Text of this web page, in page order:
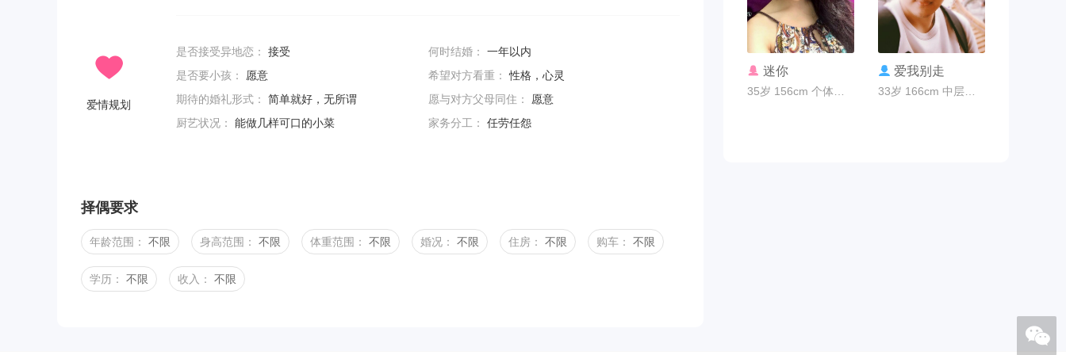
爱情规划
是否接受异地恋： 接受 何时结婚：
一年以内
是否要小孩：
愿意 希望对方看重： 性格，心灵
期待的婚礼形式：
简单就好，无所谓 愿与对方父母同住：
愿意
厨艺状况：
能做几样可口的小菜 家务分工： 任劳任怨
择偶要求
年龄范围： 不限 身高范围： 不限 体重范围： 不限 婚况： 不限 住房： 不限 购车： 不限
学历： 不限 收入： 不限
联系TA
迷你 联系TA
爱我别走